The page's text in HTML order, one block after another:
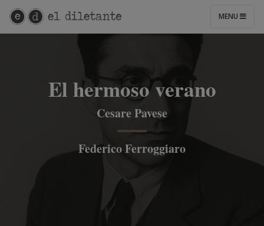
MENU
El hermoso verano
Cesare Pavese
Federico Ferroggiaro